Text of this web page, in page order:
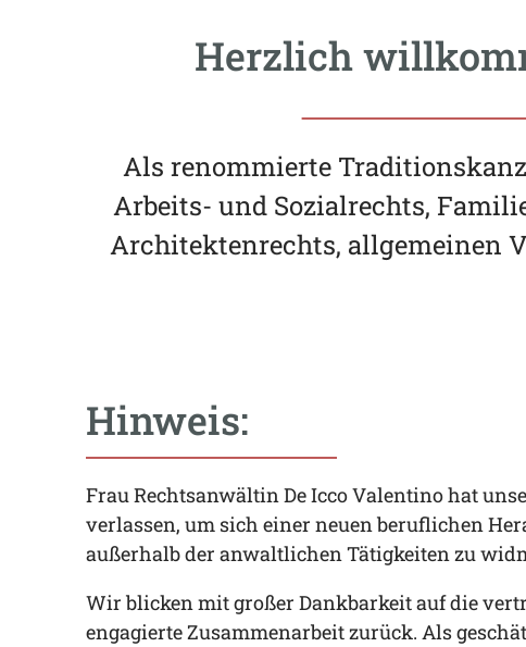
Herzlich
Als renommierte
Arbeits- und Sozialrechts,
Architektenrechts, allgemeinen
Hinweis:
Frau Rechtsanwältin De Icco Valentino hat
verlassen, um sich einer neuen beruflichen
außerhalb der anwaltlichen Tätigkeiten zu
Wir blicken mit großer Dankbarkeit auf die
engagierte Zusammenarbeit zurück. Als